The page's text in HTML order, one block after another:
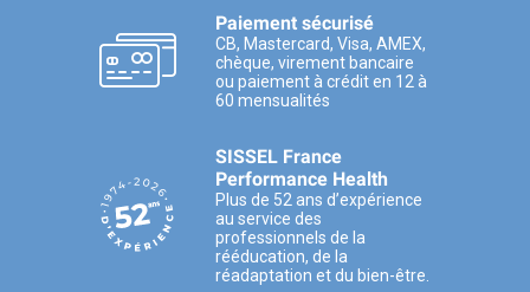
Paiement sécurisé
CB, Mastercard, Visa, AMEX,
chèque, virement bancaire
ou paiement à crédit en 12 à
60 mensualités
SISSEL France
Performance Health
Plus de 52 ans d’expérience
au service des
professionnels de la
rééducation, de la
réadaptation et du bien-être.